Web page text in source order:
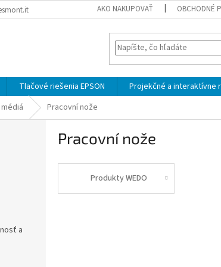
AKO NAKUPOVAŤ OBCHODNÉ
Tlačové riešenia EPSON Projekčné a interaktívne
Pracovní nože
a
Pracovní nože
Produkty WEDO